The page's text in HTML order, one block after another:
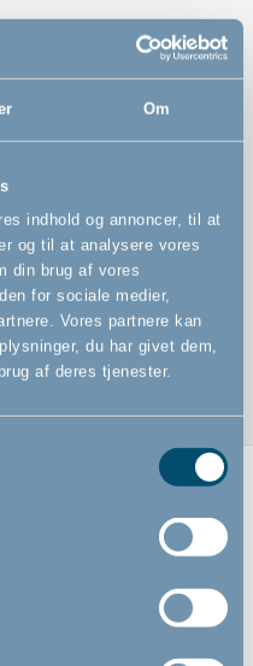
Om
indhold og annoncer, til at
og til at analysere vores
din brug af vores
for sociale medier,
Vores partnere kan
du har givet dem,
af deres tjenester.
og dynen er meget